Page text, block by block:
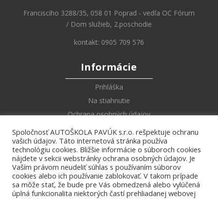
Francisciho 3288/35, 058 01 Poprad - vedľa OC Fórum
/ Dom služieb, 2.poschodie
kontakt: 0905 709 576
Informácie
Prihláška
Na stiahnutie
Ochrana osobných údajov
Online Učebnica
Zákony a vyhlášky
Dopravné značky
Križovatky
Spoločnosť AUTOŠKOLA PAVÚK s.r.o. rešpektuje ochranu
vašich údajov. Táto internetová stránka používa
technológiu cookies. Bližšie informácie o súboroch cookies
nájdete v sekcii webstránky ochrana osobných údajov. Je
Vaším právom neudeliť súhlas s používaním súborov
cookies alebo ich používanie zablokovať. V takom prípade
sa môže stať, že bude pre Vás obmedzená alebo vylúčená
úplná funkcionalita niektorých častí prehliadanej webovej